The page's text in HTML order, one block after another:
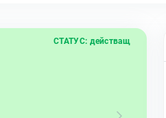
СТАТУС: действащ